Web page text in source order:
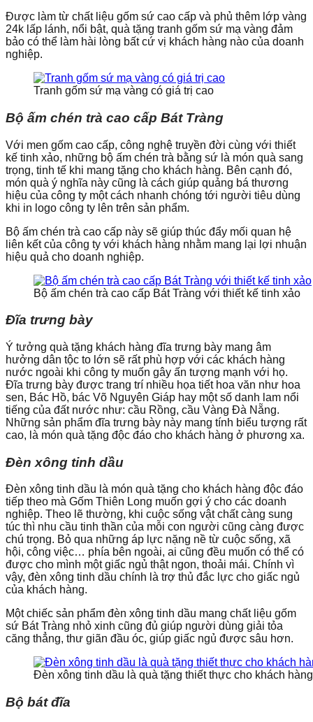
Được làm từ chất liệu gốm sứ cao cấp và phủ thêm lớp vàng
24k lấp lánh, nổi bật, quà tặng tranh gốm sứ mạ vàng đảm
bảo có thể làm hài lòng bất cứ vị khách hàng nào của doanh
nghiệp.
Tranh gốm sứ mạ vàng có giá trị cao
Bộ ấm chén trà cao cấp Bát Tràng
Với men gốm cao cấp, công nghệ truyền đời cùng với thiết
kế tinh xảo, những bộ ấm chén trà bằng sứ là món quà sang
trọng, tinh tế khi mang tặng cho khách hàng. Bên cạnh đó,
món quà ý nghĩa này cũng là cách giúp quảng bá thương
hiệu của công ty một cách nhanh chóng tới người tiêu dùng
khi in logo công ty lên trên sản phẩm.
Bộ ấm chén trà cao cấp này sẽ giúp thúc đẩy mối quan hệ
liên kết của công ty với khách hàng nhằm mang lại lợi nhuận
hiệu quả cho doanh nghiệp.
Bộ ấm chén trà cao cấp Bát Tràng với thiết kế tinh xảo
Đĩa trưng bày
Ý tưởng quà tặng khách hàng đĩa trưng bày mang âm
hưởng dân tộc to lớn sẽ rất phù hợp với các khách hàng
nước ngoài khi công ty muốn gây ấn tượng mạnh với họ.
Đĩa trưng bày được trang trí nhiều họa tiết hoa văn như hoa
sen, Bác Hồ, bác Võ Nguyên Giáp hay một số danh lam nổi
tiếng của đất nước như: cầu Rồng, cầu Vàng Đà Nẵng.
Những sản phẩm đĩa trưng bày này mang tính biểu tượng rất
cao, là món quà tặng độc đáo cho khách hàng ở phương xa.
Đèn xông tinh dầu
Đèn xông tinh dầu là món quà tặng cho khách hàng độc đáo
tiếp theo mà Gốm Thiên Long muốn gợi ý cho các doanh
nghiệp. Theo lẽ thường, khi cuộc sống vật chất càng sung
túc thì nhu cầu tinh thần của mỗi con người cũng càng được
chú trọng. Bỏ qua những áp lực nặng nề từ cuộc sống, xã
hội, công việc… phía bên ngoài, ai cũng đều muốn có thể có
được cho mình một giấc ngủ thật ngon, thoải mái. Chính vì
vậy, đèn xông tinh dầu chính là trợ thủ đắc lực cho giấc ngủ
của khách hàng.
Một chiếc sản phẩm đèn xông tinh dầu mang chất liệu gốm
sứ Bát Tràng nhỏ xinh cũng đủ giúp người dùng giải tỏa
căng thẳng, thư giãn đầu óc, giúp giấc ngủ được sâu hơn.
Đèn xông tinh dầu là quà tặng thiết thực cho khách hàng
Bộ bát đĩa